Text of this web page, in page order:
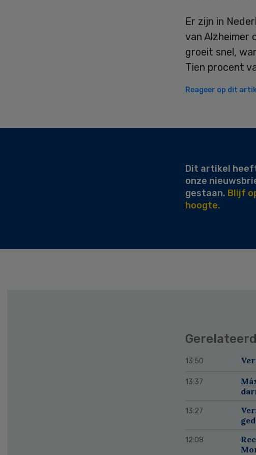
Er zijn in
van Alzheimer
groeit snel,
Tien procent
Reageer op dit
Dit artikel
onze
gestaan. Blijf
hoogte.
13:50
13:37
13:27
12:08